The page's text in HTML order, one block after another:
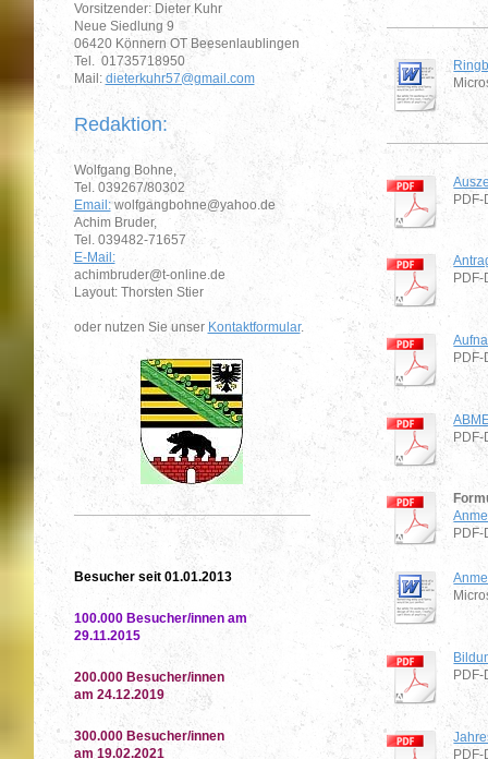
PDF-
PDF-
PDF-
PDF-
Vorsitzender: Dieter Kuhr
Neue Siedlung 9
06420 Könnern OT Beesenlaublingen
Tel. 01735718950
Mail: dieterkuhr57@gmail.com
Redaktion:
Wolfgang Bohne,
Tel. 039267/80302
Email:wolfgangbohne@yahoo.de
Achim Bruder,
Tel. 039482-71657
E-Mail:
achimbruder@t-online.de
Layout: Thorsten Stier
oder nutzen Sie unser Kontaktformular.
Besucher seit 01.01.2013
100.000 Besucher/innen am
29.11.2015
200.000 Besucher/innen
am 24.12.2019
300.000 Besucher/innen
am 19.02.2021